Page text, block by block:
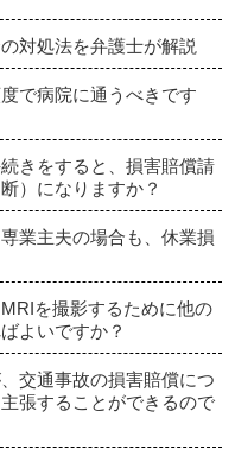
対処法を弁護士が解説
で病院に通うべきです
きをすると、損害賠償請
）になりますか？
業主夫の場合も、休業損
を撮影するために他の
よいですか？
交通事故の損害賠償につ
張することができるので